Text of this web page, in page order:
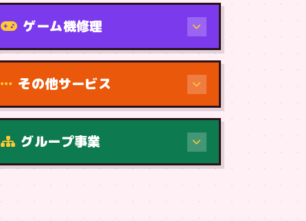
機種から
ゲーム機修理
その他サービス
グループ事業